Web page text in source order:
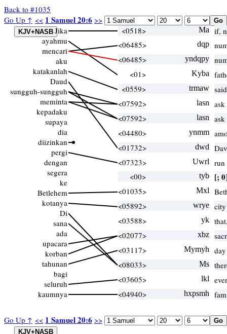
Back to #1035
Go Up ↑ << 1 Samuel 20:6 >>
Go Up ↑ << 1 Samuel 20:6 >>
Jika
ayahmu
mencari
aku
katakanlah
Daud
sungguh-sungguh
meminta
kepadaku
supaya
dia
diizinkan
pergi
dengan
segera
ke
Betlehem
kotanya
Di
sana
ada
upacara
korban
tahunan
bagi
seluruh
kaumnya
<0518> Ma
if,
<06485>
dqp
<06485>
yndqpy
<01>
Kyba
<0559>
trmaw
<07592>
lasn
<07592>
lasn
<04480>
ynmm
<01732>
dwd
<07323>
Uwrl
<00>
tyb [;
<01035> Mxl
<05892>
wrye
<03588>
yk
<02077>
xbz
<03117>
Mymyh
<08033>
Ms
<03605>
lkl
<04940>
hxpsmh